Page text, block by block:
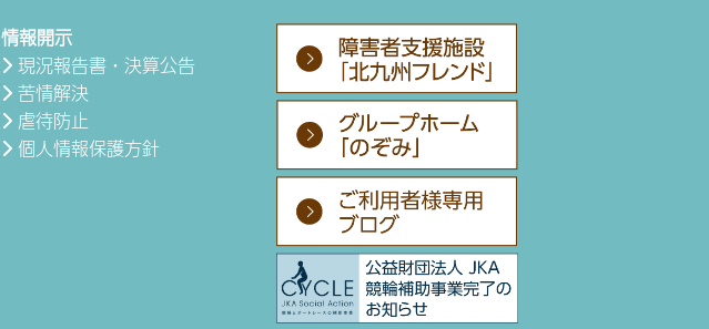
情報開示
現況報告書・決算公告
苦情解決
虐待防止
個人情報保護方針